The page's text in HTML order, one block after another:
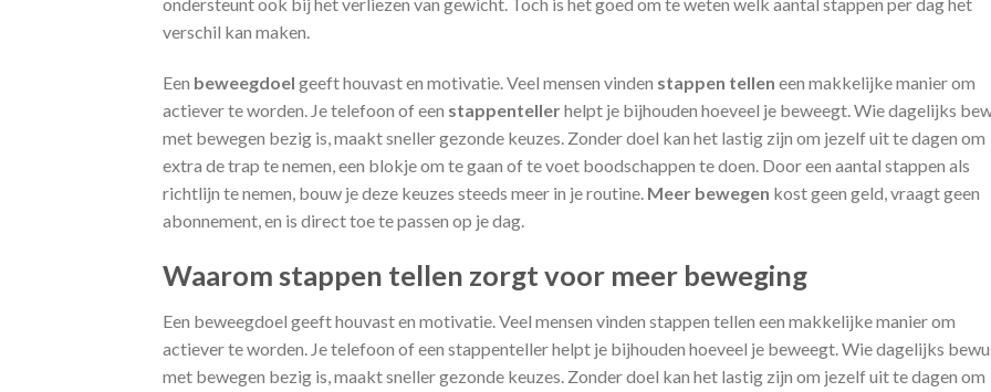
verschil kan maken.
Een beweegdoel geeft houvast en motivatie. Veel mensen vinden stappen tellen een makkelijke manier om
actiever te worden. Je telefoon of een stappentellerhelpt je bijhouden hoeveel je beweegt. Wie dagelijks
met bewegen bezig is, maakt sneller gezonde keuzes. Zonder doel kan het lastig zijn om jezelf uit te dagen om
extra de trap te nemen, een blokje om te gaan of te voet boodschappen te doen. Door een aantal stappen als
richtlijn te nemen, bouw je deze keuzes steeds meer in je routine. Meer bewegen kost geen geld, vraagt geen
abonnement, en is direct toe te passen op je dag.
Waarom stappen tellen zorgt voor meer beweging
Een beweegdoel geeft houvast en motivatie. Veel mensen vinden stappen tellen een makkelijke manier om
actiever te worden. Je telefoon of een stappenteller helpt je bijhouden hoeveel je beweegt. Wie dagelijks
met bewegen bezig is, maakt sneller gezonde keuzes. Zonder doel kan het lastig zijn om jezelf uit te dagen om